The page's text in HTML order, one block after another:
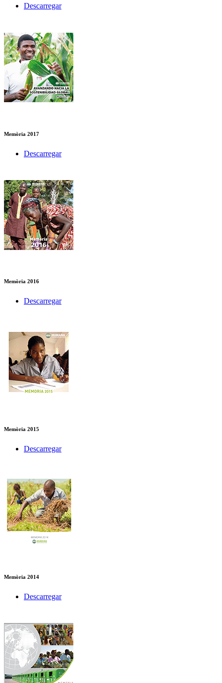
Descarregar
Memòria 2017
Descarregar
Memòria 2016
Descarregar
Memòria 2015
Descarregar
Memòria 2014
Descarregar